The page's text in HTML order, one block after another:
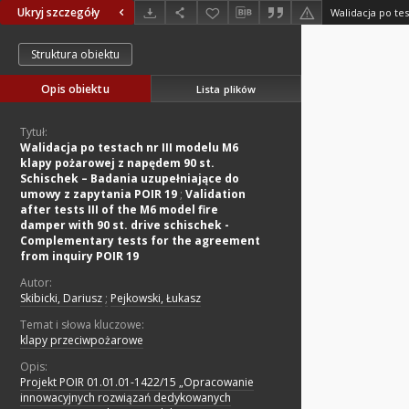
Ukryj szczegóły
Struktura obiektu
Opis obiektu Lista plików
Tytuł:
Walidacja po testach nr III modelu M6
klapy pożarowej z napędem 90 st.
Schischek – Badania uzupełniające do
umowy z zapytania POIR 19 ; Validation
after tests III of the M6 model fire
damper with 90 st. drive schischek -
Complementary tests for the agreement
from inquiry POIR 19
Autor:
Skibicki, Dariusz ; Pejkowski, Łukasz
Temat i słowa kluczowe:
klapy przeciwpożarowe
Opis:
Projekt POIR 01.01.01-1422/15 „Opracowanie
innowacyjnych rozwiązań dedykowanych